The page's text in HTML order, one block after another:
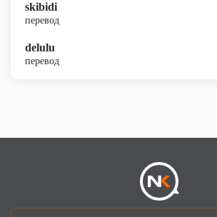
skibidi
перевод
delulu
перевод